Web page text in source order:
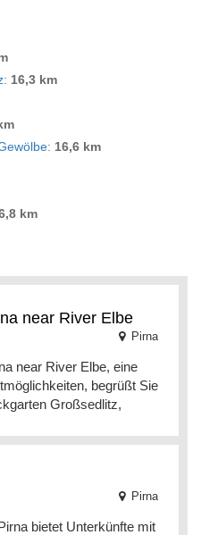
: 16,3 km
: 16,6 km
km
near River Elbe
Pirna
near River Elbe, eine
begrüßt Sie
Großsedlitz,
Pirna
bietet Unterkünfte mit